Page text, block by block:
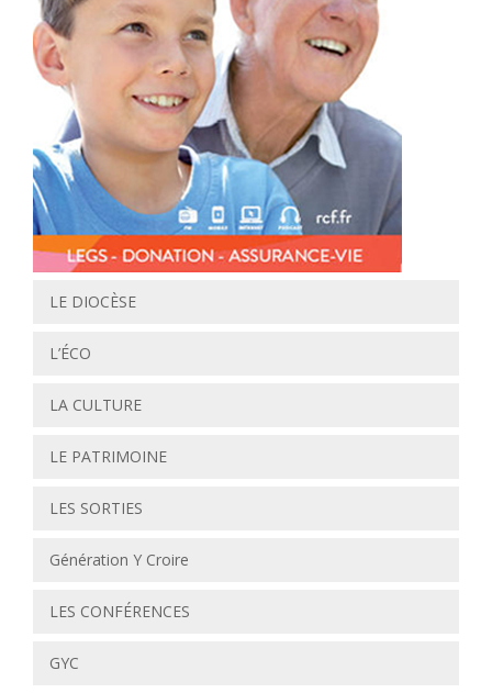
LE DIOCÈSE
L’ÉCO
LA CULTURE
LE PATRIMOINE
LES SORTIES
Génération Y Croire
LES CONFÉRENCES
GYC